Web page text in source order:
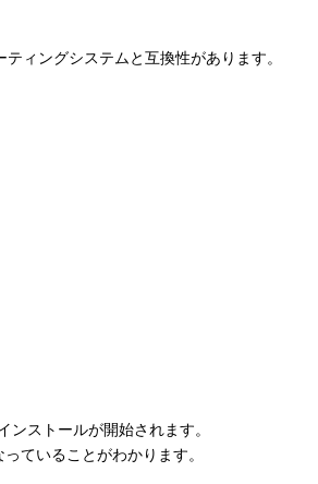
ィングシステムと互換性があります。
ストールが開始されます。
ていることがわかります。